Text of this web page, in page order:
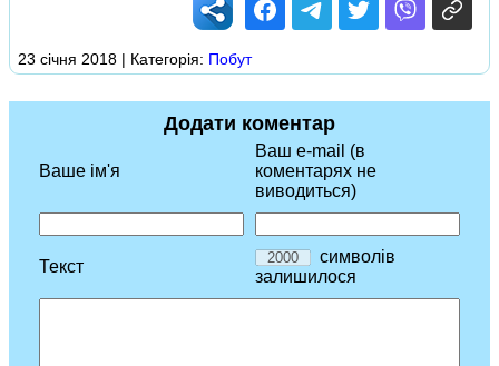
23 січня 2018 | Категорія: Побут
Додати коментар
Ваше ім'я
Ваш e-mail (в
коментарях не
виводиться)
Текст
символів
залишилося